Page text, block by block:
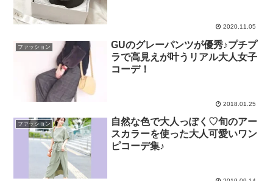
2020.11.05
ファッション
GUのグレーパンツが優秀♪プチプ
ラで高見えが叶うリアル大人女子
コーデ！
2018.01.25
ファッション
自然な色で大人っぽく♡旬のアー
スカラーを使った大人可愛いワン
ピコーデ集♪